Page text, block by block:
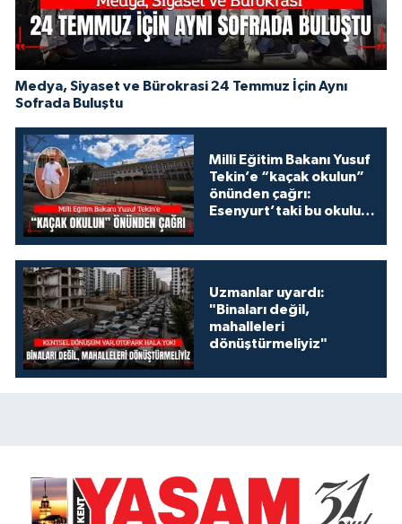
Medya, Siyaset ve Bürokrasi 24 Temmuz İçin Aynı
Sofrada Buluştu
Milli Eğitim Bakanı Yusuf
Tekin’e “kaçak okulun”
önünden çağrı:
Esenyurt’taki bu okulu
Uzmanlar uyardı:
"Binaları değil,
mahalleleri
dönüştürmeliyiz"